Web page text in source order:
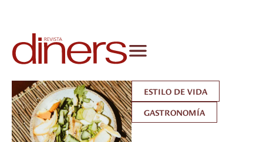
ESTILO DE VIDA
GASTRONOMÍA